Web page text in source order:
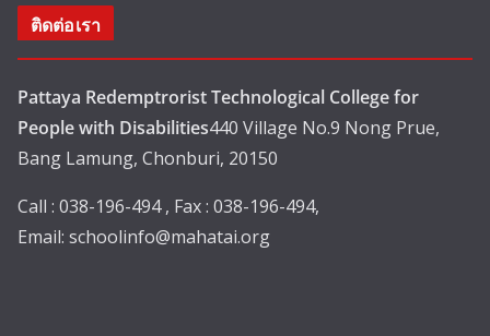
ติดต่อเรา
Pattaya Redemptrorist Technological College for
People with Disabilities440 Village No.9 Nong Prue,
Bang Lamung, Chonburi, 20150
Call : 038-196-494 , Fax : 038-196-494,
Email: schoolinfo@mahatai.org